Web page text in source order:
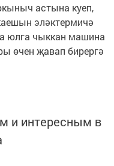
астына куеп,
эләктермичә
юлга чыккан машина
өчен җавап бирергә
и интересным в